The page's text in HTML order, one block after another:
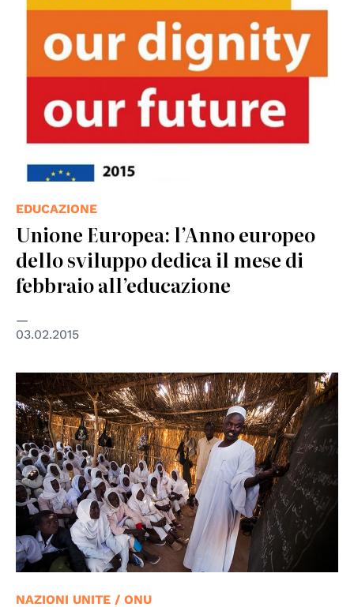
EDUCAZIONE
Unione Europea: l’Anno europeo
dello sviluppo dedica il mese di
febbraio all’educazione
03.02.2015
© UN Photo
NAZIONI UNITE / ONU